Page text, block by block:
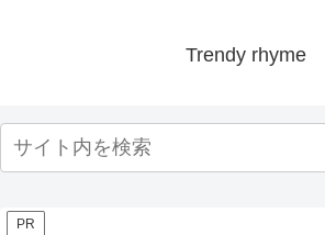
Trendy rhyme
PR